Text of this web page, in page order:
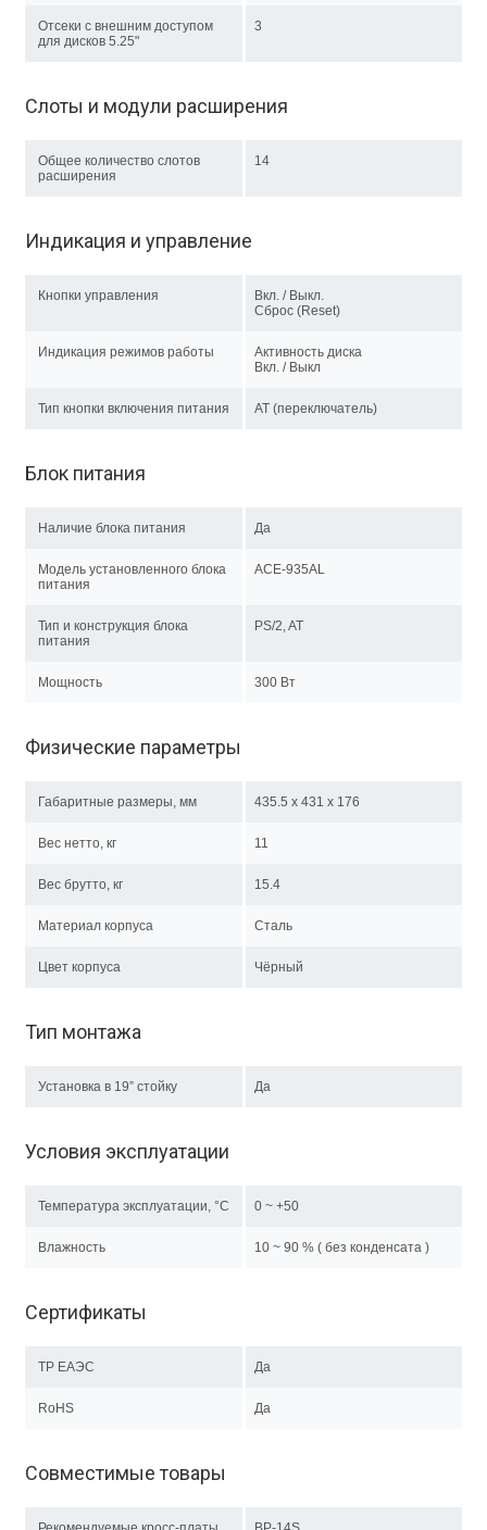
Отсеки с внешним доступом
для дисков 5.25"
3
Слоты и модули расширения
Общее количество слотов
расширения
14
Индикация и управление
Кнопки управления
Вкл. / Выкл.
Сброс (Reset)
Индикация режимов работы
Активность диска
Вкл. / Выкл
Тип кнопки включения питания AT (переключатель)
Блок питания
Наличие блока питания Да
Модель установленного блока
питания
ACE-935AL
Тип и конструкция блока
питания
PS/2, AT
Мощность 300 Вт
Физические параметры
Габаритные размеры, мм 435.5 x 431 x 176
Вес нетто, кг 11
Вес брутто, кг 15.4
Материал корпуса Сталь
Цвет корпуса Чёрный
Тип монтажа
Установка в 19” стойку Да
Условия эксплуатации
Температура эксплуатации, °C 0 ~ +50
Влажность 10 ~ 90 % ( без конденсата )
Сертификаты
ТР EAЭC Да
RoHS Да
Совместимые товары